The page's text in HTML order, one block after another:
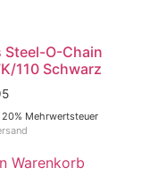
Steel-O-Chain
110 Schwarz
Mehrwertsteuer
Warenkorb